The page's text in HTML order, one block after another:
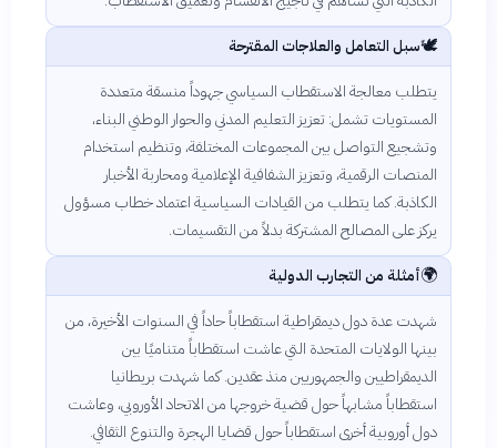
🕊️سبل التعامل والعلاجات المقترحة
يتطلب معالجة الاستقطاب السياسي جهوداً منسقة متعددة
المستويات تشمل: تعزيز التعليم المدني والحوار الوطني البناء،
وتشجيع التواصل بين المجموعات المختلفة، وتنظيم استخدام
المنصات الرقمية، وتعزيز الشفافية الإعلامية ومحاربة الأخبار
الكاذبة. كما يتطلب من القيادات السياسية اعتماد خطاب مسؤول
يركز على المصالح المشتركة بدلاً من التقسيمات.
🌍أمثلة من التجارب الدولية
شهدت عدة دول ديمقراطية استقطاباً حاداً في السنوات الأخيرة، من
بينها الولايات المتحدة التي عاشت استقطاباً متناميًا بين
الديمقراطيين والجمهوريين منذ عقدين. كما شهدت بريطانيا
استقطاباً مشابهاً حول قضية خروجها من الاتحاد الأوروبي، وعاشت
دول أوروبية أخرى استقطاباً حول قضايا الهجرة والتنوع الثقافي.